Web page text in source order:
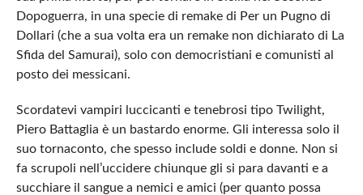
Dopoguerra, in una specie di remake di Per un Pugno di
Dollari (che a sua volta era un remake non dichiarato di La
Sfida del Samurai), solo con democristiani e comunisti al
posto dei messicani.
Scordatevi vampiri luccicanti e tenebrosi tipo Twilight,
Piero Battaglia è un bastardo enorme. Gli interessa solo il
suo tornaconto, che spesso include soldi e donne. Non si
fa scrupoli nell’uccidere chiunque gli si para davanti e a
succhiare il sangue a nemici e amici (per quanto possa